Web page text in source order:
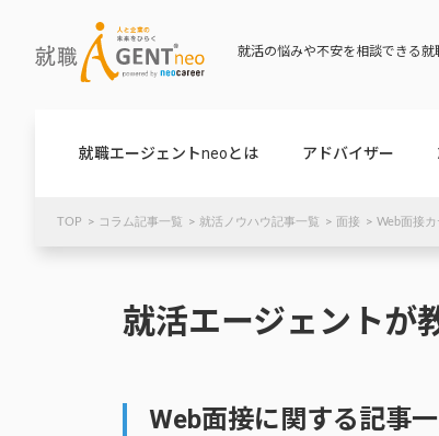
就活の悩みや不安を相談できる
就職エージェントneoとは アドバイザー
TOP コラム記事一覧 就活ノウハウ記事一覧 面接 Web面接
就活エージェントが
Web面接に関する記事